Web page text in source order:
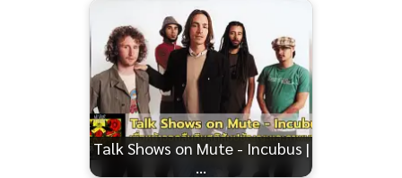
Talk Shows on Mute - Incubus |
…